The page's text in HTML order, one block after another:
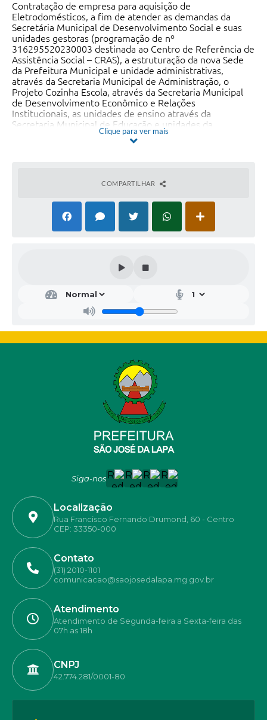
Contratação de empresa para aquisição de
Eletrodomésticos, a fim de atender as demandas da
Secretária Municipal de Desenvolvimento Social e suas
unidades gestoras (programação de nº
316295520230003 destinada ao Centro de Referência de
Assistência Social – CRAS), a estruturação da nova Sede
da Prefeitura Municipal e unidade administrativas,
através da Secretaria Municipal de Administração, o
Projeto Cozinha Escola, através da Secretaria Municipal
de Desenvolvimento Econômico e Relações
Institucionais, as unidades de ensino através da
Secretaria Municipal de Educação e unidades da
Secretaria Municipal de Meio Ambiente, conforme
quantidades e exigências estabelecidas no Edital e seus
Clique para ver mais
COMPARTILHAR
Siga-nos
Localização
Rua Francisco Fernando Drumond, 60 - Centro
CEP: 33350-000
Contato
(31) 2010-1101
comunicacao@saojosedalapa.mg.gov.br
Atendimento
Atendimento de Segunda-feira a Sexta-feira das
07h as 18h
CNPJ
42.774.281/0001-80